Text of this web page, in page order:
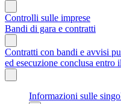
Controlli sulle imprese
Bandi di gara e contratti
Contratti con bandi e avvisi
ed esecuzione conclusa entro
Informazioni sulle